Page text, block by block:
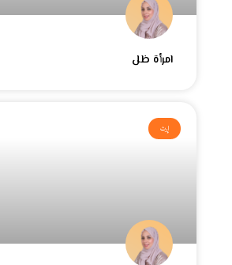
امرأة ظل
إرث